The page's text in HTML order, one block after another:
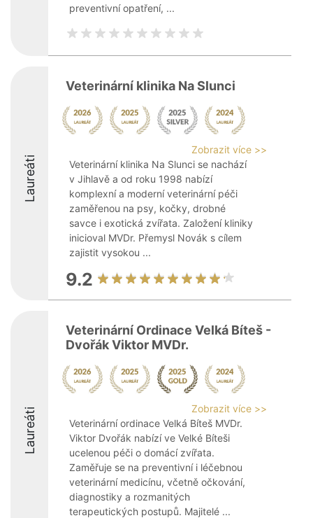
preventivní opatření, ...
Laureáti
Veterinární klinika Na Slunci
Zobrazit více >>
Veterinární klinika Na Slunci se nachází
v Jihlavě a od roku 1998 nabízí
komplexní a moderní veterinární péči
zaměřenou na psy, kočky, drobné
savce i exotická zvířata. Založení kliniky
inicioval MVDr. Přemysl Novák s cílem
zajistit vysokou ...
9.2
Laureáti
Veterinární Ordinace Velká Bíteš -
Dvořák Viktor MVDr.
Zobrazit více >>
Veterinární ordinace Velká Bíteš MVDr.
Viktor Dvořák nabízí ve Velké Bíteši
ucelenou péči o domácí zvířata.
Zaměřuje se na preventivní i léčebnou
veterinární medicínu, včetně očkování,
diagnostiky a rozmanitých
terapeutických postupů. Majitelé ...